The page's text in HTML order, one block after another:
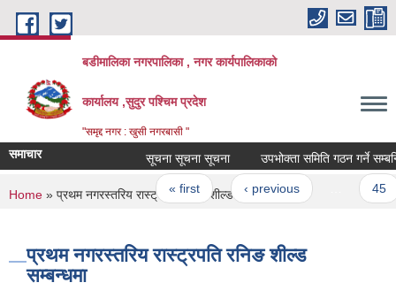
Skip to main content
बडीमालिका नगरपालिका , नगर कार्यपालिकाको
कार्यालय ,सुदुर पश्चिम प्रदेश
"समृद्द नगर : खुसी नगरबासी "
समाचार सूचना सूचना सूचना उपभोक्ता समिति गठन गर्ने सम्बन्धि
Pages
« first ‹ previous
You are here
Home » प्रथम नगरस्तरिय रास्ट्रपति रनिङ शील्ड सम्बन्धमा
प्रथम नगरस्तरिय रास्ट्रपति रनिङ शील्ड
सम्बन्धमा